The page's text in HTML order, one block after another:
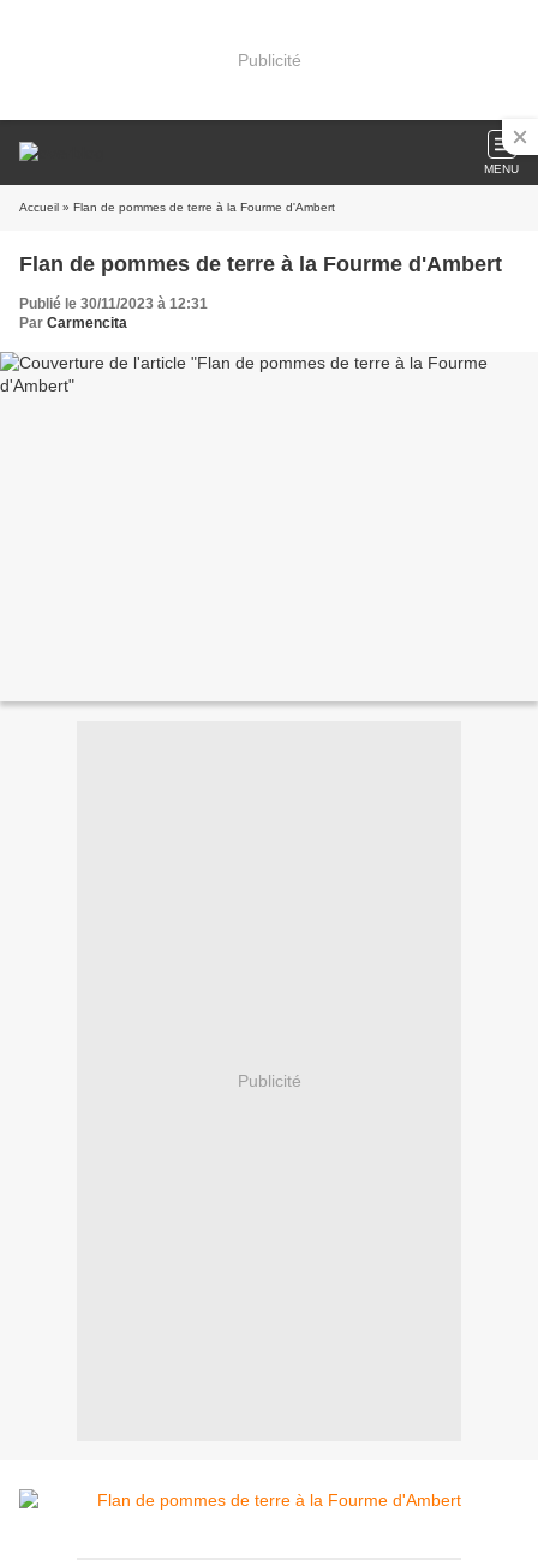
Publicité
MENU
Accueil » Flan de pommes de terre à la Fourme d'Ambert
Flan de pommes de terre à la Fourme d'Ambert
Publié le 30/11/2023 à 12:31
Par Carmencita
Publicité